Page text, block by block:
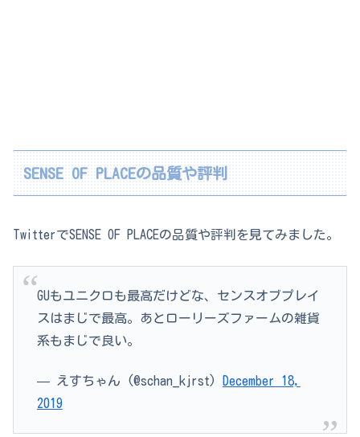
SENSE OF PLACEの品質や評判
TwitterでSENSE OF PLACEの品質や評判を見てみました。
GUもユニクロも最高だけどな、センスオブプレイ
スはまじで最高。あとローリーズファームの雑貨
系もまじで良い。
— えすちゃん (@schan_kjrst)
December 18,
2019